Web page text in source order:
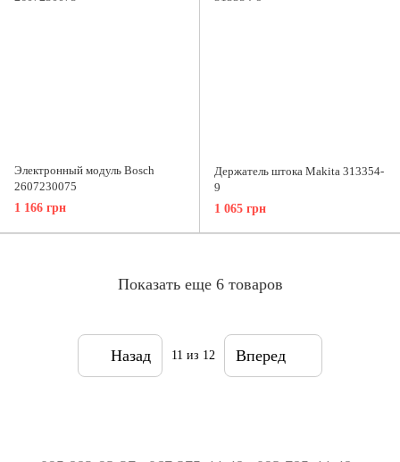
Электронный модуль Bosch
2607230075
1 166 грн
Держатель штока Makita 313354-
9
1 065 грн
Показать еще 6 товаров
Назад 11 из 12 Вперед